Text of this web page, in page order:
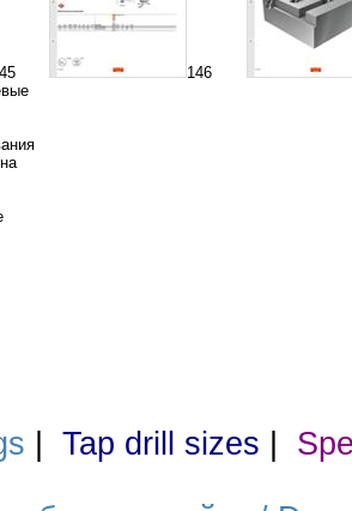
146
Tap drill sizes